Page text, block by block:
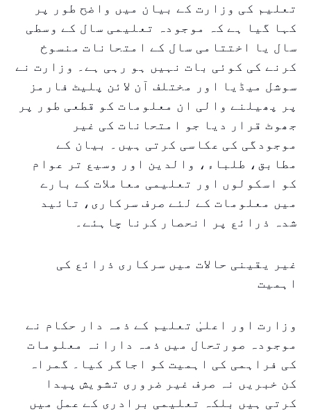
تعلیم کی وزارت کے بیان میں واضح طور پر
کہا گیا ہے کہ موجودہ تعلیمی سال کے وسطی
سال یا اختتامی سال کے امتحانات منسوخ
کرنے کی کوئی بات نہیں ہو رہی ہے۔ وزارت نے
سوشل میڈیا اور مختلف آن لائن پلیٹ فارمز
پر پھیلنے والی ان معلومات کو قطعی طور پر
جھوٹ قرار دیا جو امتحانات کی غیر
موجودگی کی عکاسی کرتی ہیں۔ بیان کے
مطابق، طلباء، والدین اور وسیع تر عوام
کو اسکولوں اور تعلیمی معاملات کے بارے
میں معلومات کے لئے صرف سرکاری، تائید
شدہ ذرائع پر انحصار کرنا چاہئے۔
غیر یقینی حالات میں سرکاری ذرائع کی
اہمیت
وزارت اور اعلیٰ تعلیم کے ذمہ دار حکام نے
موجودہ صورتحال میں ذمہ دارانہ معلومات
کی فراہمی کی اہمیت کو اجاگر کیا۔ گمراہ
کن خبریں نہ صرف غیر ضروری تشویش پیدا
کرتی ہیں بلکہ تعلیمی برادری کے عمل میں